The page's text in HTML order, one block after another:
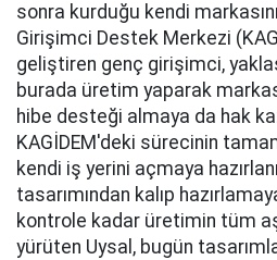
sonra kurduğu kendi
Girişimci Destek Merkezi
geliştiren genç girişimci,
burada üretim yaparak
hibe desteği almaya da hak
KAGİDEM'deki sürecinin
kendi iş yerini açmaya
tasarımından kalıp
kontrole kadar üretimin tüm
yürüten Uysal, bugün